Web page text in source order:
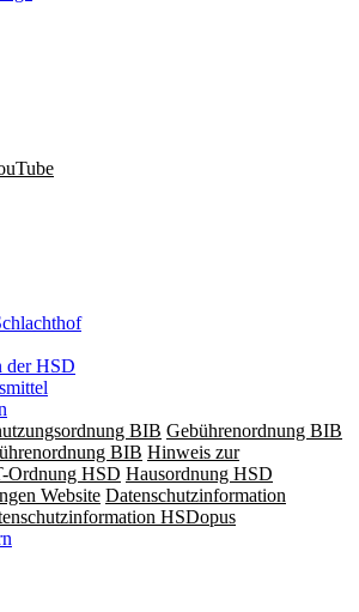
der HSD
BIB Gebührenordnung BIB
BIB Hinweis zur
Ordnung HSD Hausordnung HSD
Website Datenschutzinformation
HSDopus